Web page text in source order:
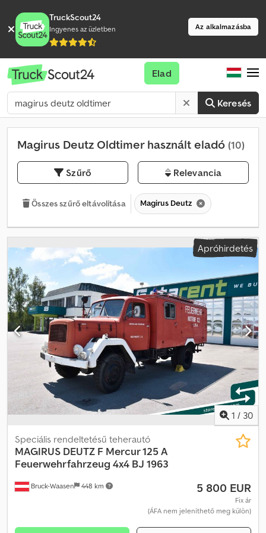
TruckScout24
Ingyenes az üzletben Az alkalmazásba
Keresés
Elad
Magirus Deutz Oldtimer használt eladó (10)
Szűrő Relevancia
Összes szűrő eltávolítása Magirus Deutz
Apróhirdetés
1 / 30
Bruck-Waasen 448 km
Speciális rendeltetésű teherautó
MAGIRUS DEUTZ F Mercur 125 A
Feuerwehrfahrzeug 4x4 BJ 1963
5 800 EUR
Fix ár
(ÁFA nem jeleníthető meg külön)